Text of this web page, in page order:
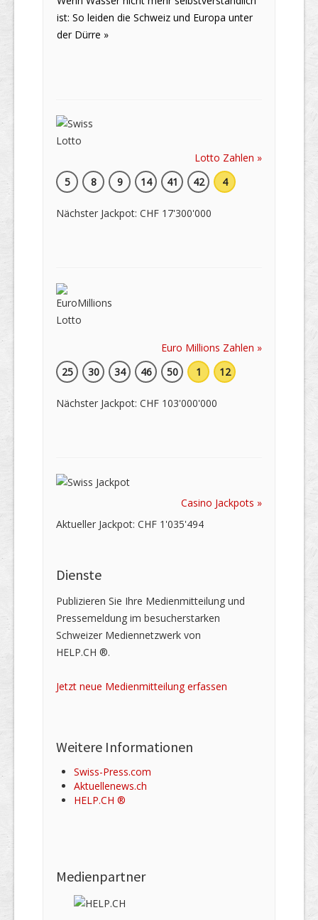
ist: So leiden die Schweiz und Europa unter
der Dürre »
Lotto Zahlen »
5
8 9 14 41 42 4
Nächster Jackpot: CHF 17'300'000
Euro Millions Zahlen »
25
30 34 46 50 1 12
Nächster Jackpot: CHF 103'000'000
Casino Jackpots »
Aktueller Jackpot: CHF 1'035'494
Dienste
Publizieren Sie Ihre Medienmitteilung und
Pressemeldung im besucherstarken
Schweizer Mediennetzwerk von
HELP.CH ®.
Jetzt neue Medienmitteilung erfassen
Weitere Informationen
Swiss-Press.com
Aktuellenews.ch
HELP.CH ®
Medienpartner